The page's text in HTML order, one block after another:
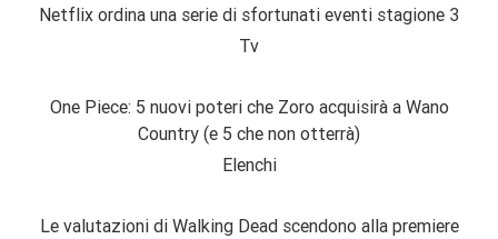
Netflix ordina una serie di sfortunati eventi stagione 3
Tv
One Piece: 5 nuovi poteri che Zoro acquisirà a Wano
Country (e 5 che non otterrà)
Elenchi
Le valutazioni di Walking Dead scendono alla premiere